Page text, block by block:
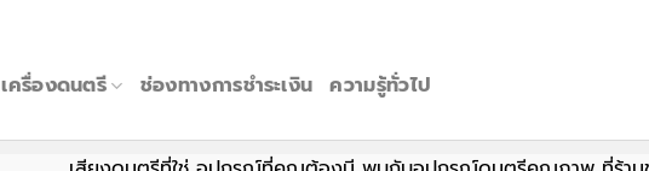
เครื่องดนตรี ช่องทางการชำระเงิน ความรู้ทั่วไป